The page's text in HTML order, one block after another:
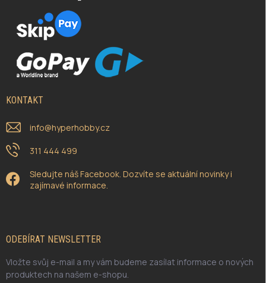
KONTAKT
info@hyperhobby.cz
311 444 499
Sledujte náš Facebook. Dozvíte se aktuální novinky i
zajímavé informace.
ODEBÍRAT NEWSLETTER
Vložte svůj e-mail a my vám budeme zasílat informace o nových
produktech na našem e-shopu.